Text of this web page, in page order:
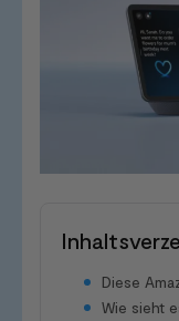
Diese
Wie sieht